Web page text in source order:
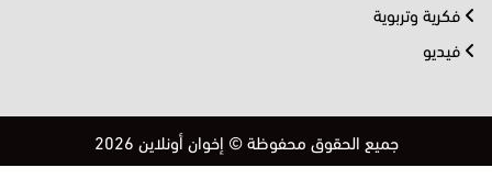
فكرية وتربوية
فيديو
جميع الحقوق محفوظة © إخوان أونلاين 2026